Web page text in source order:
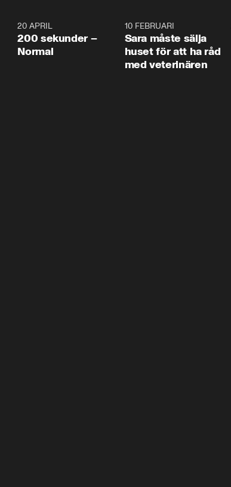
4:2320 APRIL
200 sekunder –
Normal
10 FEBRUARI
Sara måste sälja
huset för att ha råd
med veterinären